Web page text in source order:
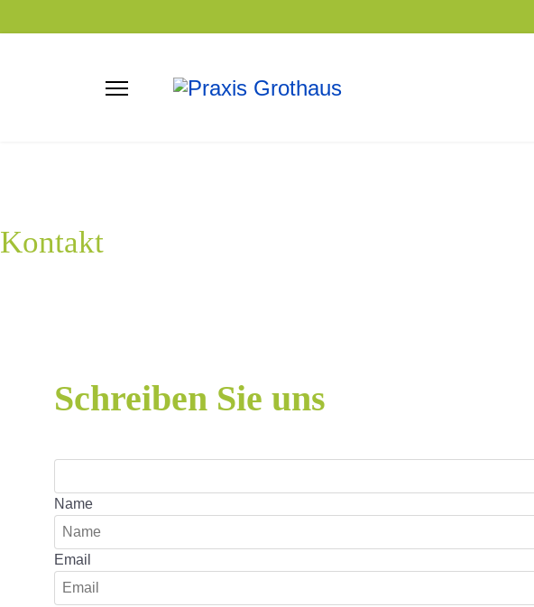
Kontakt
Schreiben Sie uns
Name
Email